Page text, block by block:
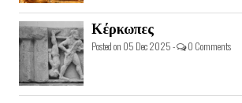
Κέρκωπες
Posted on 05 Dec 2025 - 0 Comments